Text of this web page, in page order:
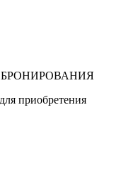
приобретения